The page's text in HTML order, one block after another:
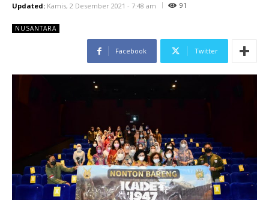
Updated: Kamis, 2 Desember 2021 - 7:48 am 91
NUSANTARA
Facebook Twitter